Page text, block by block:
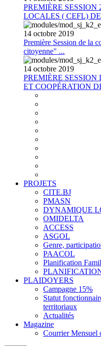
PREMIÈRE
LOCALES ( CEFL)
14 octobre 2019
Première Session de la
citoyenne" ...
14 octobre 2019
PREMIÈRE
ET COOPÉRATION
PROJETS
CITE.BJ
PMASN
DYNAMIQUE
OMIDELTA
ACCESS
ASGOL
Genre,
PAACOL
Planification
PLAIDOYERS
Campagne 15%
Statut
territoriaux
Actualités
Magazine
Courrier